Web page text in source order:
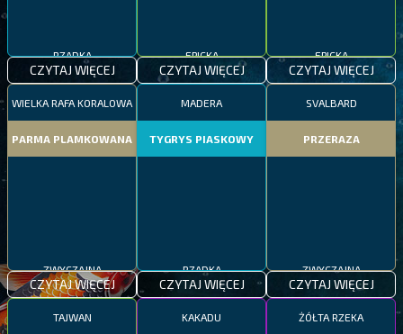
RZADKA
CZYTAJ WIĘCEJ
EPICKA
CZYTAJ WIĘCEJ
EPICKA
CZYTAJ WIĘCEJ
WIELKA RAFA KORALOWA
PARMA PLAMKOWANA
ZWYCZAJNA
CZYTAJ WIĘCEJ
MADERA
TYGRYS PIASKOWY
RZADKA
CZYTAJ WIĘCEJ
SVALBARD
PRZERAZA
ZWYCZAJNA
CZYTAJ WIĘCEJ
TAJWAN KAKADU ŻÓŁTA RZEKA